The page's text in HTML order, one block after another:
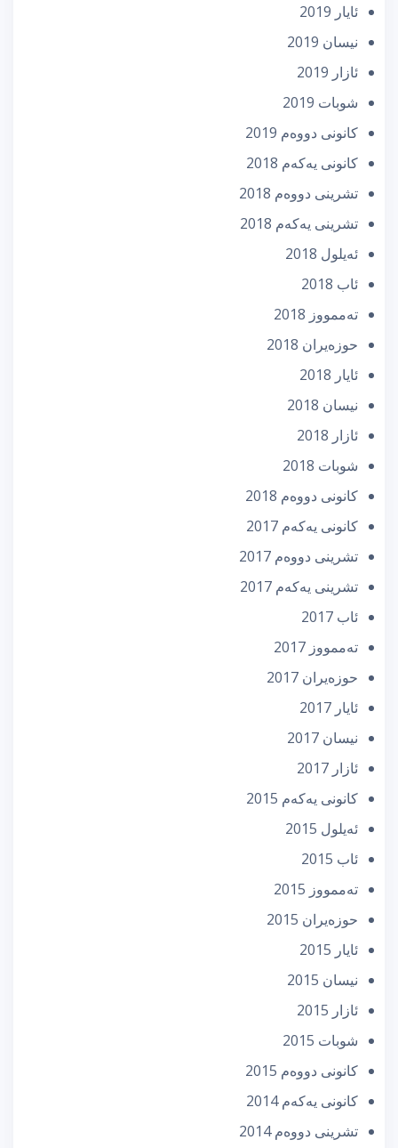
ئایار 2019
نیسان 2019
ئازار 2019
شوبات 2019
كانونی دووه‌م 2019
كانونی یه‌كه‌م 2018
تشرینی دووه‌م 2018
تشرینی یه‌كه‌م 2018
ئه‌یلول 2018
ئاب 2018
تەممووز 2018
حوزه‌یران 2018
ئایار 2018
نیسان 2018
ئازار 2018
شوبات 2018
كانونی دووه‌م 2018
كانونی یه‌كه‌م 2017
تشرینی دووه‌م 2017
تشرینی یه‌كه‌م 2017
ئاب 2017
تەممووز 2017
حوزه‌یران 2017
ئایار 2017
نیسان 2017
ئازار 2017
كانونی یه‌كه‌م 2015
ئه‌یلول 2015
ئاب 2015
تەممووز 2015
حوزه‌یران 2015
ئایار 2015
نیسان 2015
ئازار 2015
شوبات 2015
كانونی دووه‌م 2015
كانونی یه‌كه‌م 2014
تشرینی دووه‌م 2014